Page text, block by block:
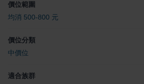
價位範圍
均消 500-800 元
價位分類
中價位
適合族群